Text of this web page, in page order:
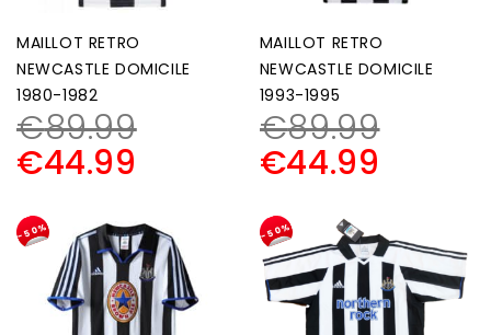
MAILLOT RETRO
NEWCASTLE DOMICILE
1980-1982
€89.99
€44.99
MAILLOT RETRO
NEWCASTLE DOMICILE
1993-1995
€89.99
€44.99
-50% -50%